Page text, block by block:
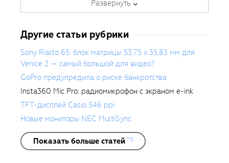
Является автором ряда обучающих
Развернуть
Другие статьи рубрики
Sony Rialto 65: блок матрицы 53,75 x 35,83 мм для
Venice 2 — самый большой для видео?
GoPro предупредила о риске банкротства
Insta360 Mic Pro: радиомикрофон с экраном e-ink
TFT-дисплей Casio 546 ppi
Новые мониторы NEC MultiSync
Показать больше статей 173